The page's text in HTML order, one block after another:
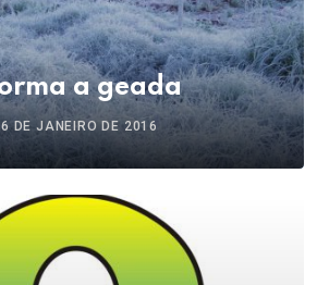
a geada
DE JANEIRO DE 2016